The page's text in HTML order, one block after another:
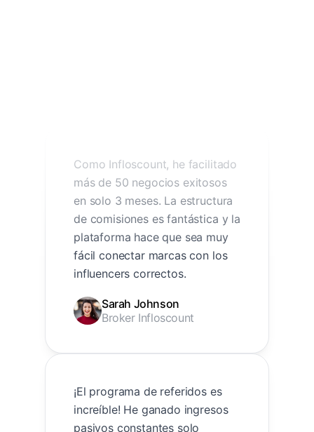
Como Infloscount, he facilitado
más de 50 negocios exitosos
en solo 3 meses. La estructura
de comisiones es fantástica y la
plataforma hace que sea muy
fácil conectar marcas con los
influencers correctos.
Sarah Johnson
Broker Infloscount
¡El programa de referidos es
increíble! He ganado ingresos
pasivos constantes solo